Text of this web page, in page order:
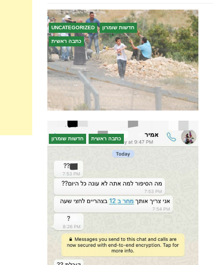
UNCATEGORIZED חדשות שומרון
כתבה ראשית
חדשות שומרון כתבה ראשית